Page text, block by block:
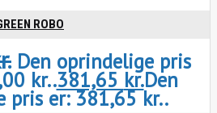
ROBO
Den oprindelige pris
kr..381,65 kr.Den
pris er: 381,65 kr..